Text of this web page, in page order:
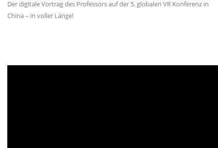
Der digitale Vortrag des Professors auf der 5. globalen VR Konferenz in
China – in voller Länge!